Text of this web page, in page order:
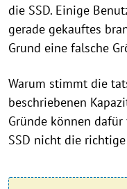
die SSD. Einige
gerade gekauftes
Grund eine falsche
Warum stimmt die
beschriebenen
Gründe können
SSD nicht die